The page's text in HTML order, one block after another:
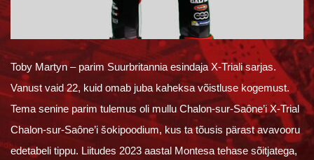
Toby Martyn – parim Suurbritannia esindaja X-Triali sarjas.
Vanust vaid 22, kuid omab juba kaheksa võistluse kogemust.
Tema senine parim tulemus oli mullu Chalon-sur-Saône’i X-Trial
Chalon-sur-Saône’i šokipoodium, kus ta tõusis pärast avavooru
edetabeli tippu. Liitudes 2023 aastal Montesa tehase sõitjatega,